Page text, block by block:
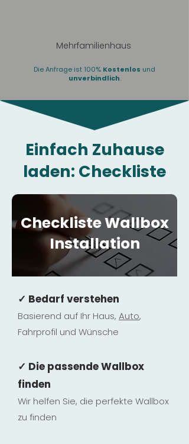
Mehrfamilienhaus
Die Anfrage ist 100% Kostenlos und
unverbindlich.
Einfach Zuhause
laden: Checkliste
Checkliste Wallbox
Installation
✓ Bedarf verstehen
Basierend auf Ihr Haus, Auto,
Fahrprofil und Wünsche
✓ Die passende Wallbox
finden
Wir helfen Sie, die perfekte Wallbox
zu finden